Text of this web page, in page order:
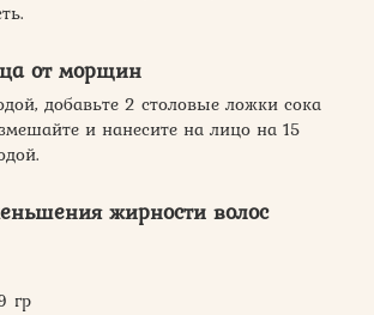
от морщин
добавьте 2 столовые ложки сока
и нанесите на лицо на 15
жирности волос
гр